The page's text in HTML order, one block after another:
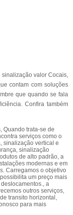
valor Cocais,
contam com soluções
que quando se fala
Confira também
Quando trata-se de
serviços como o
sinalização vertical e
sinalização
de alto padrão, a
modernas e em
Carregamos o objetivo
um preço mais
a
outros serviços,
transito horizontal,
para mais